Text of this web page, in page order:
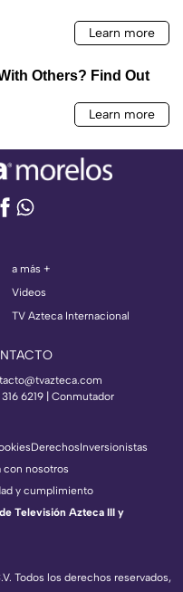
a más +
Videos
TV Azteca Internacional
6219 | Conmutador
Todos los derechos reservados,
DerechosInversionistas
con nosotros
y cumplimiento
Televisión Azteca III y